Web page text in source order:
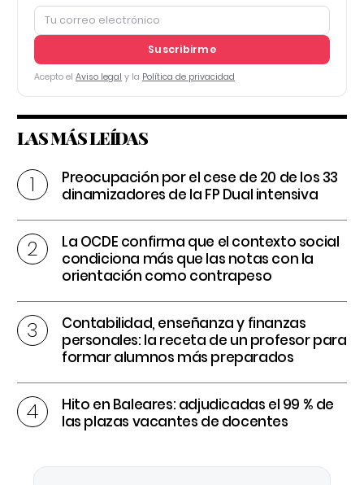
Suscribirme
Acepto el Aviso legal y la Política de privacidad
LAS MÁS LEÍDAS
Preocupación por el cese de 20 de los 33
dinamizadores de la FP Dual intensiva
La OCDE confirma que el contexto social
condiciona más que las notas con la
orientación como contrapeso
Contabilidad, enseñanza y finanzas
personales: la receta de un profesor para
formar alumnos más preparados
Hito en Baleares: adjudicadas el 99 % de
las plazas vacantes de docentes